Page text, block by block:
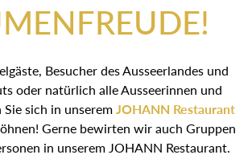
Besucher des Ausseerlandes und
oder natürlich alle Ausseerinnen und
Sie sich in unserem JOHANN Restaurant
Gerne bewirten wir auch Gruppen
in unserem JOHANN Restaurant.